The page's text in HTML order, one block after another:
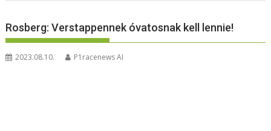
Rosberg: Verstappennek óvatosnak kell lennie!
2023.08.10. P1racenews AI